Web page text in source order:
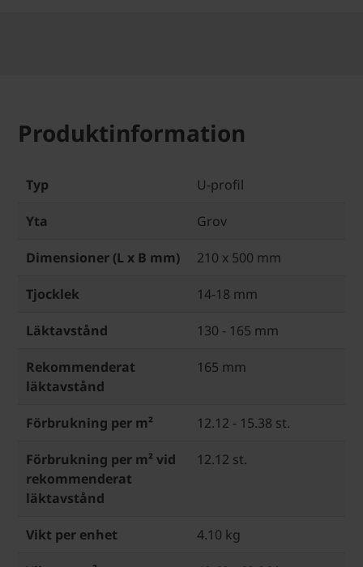
Produktinformation
Typ U-profil
Yta Grov
Dimensioner (L x B mm) 210 x 500 mm
Tjocklek 14-18 mm
Läktavstånd 130 - 165 mm
Rekommenderat
läktavstånd
165 mm
Förbrukning per m² 12.12 - 15.38 st.
Förbrukning per m² vid
rekommenderat
läktavstånd
12.12 st.
Vikt per enhet 4.10 kg